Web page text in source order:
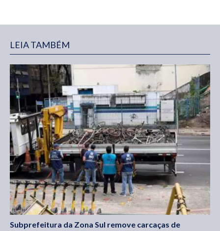
LEIA TAMBÉM
Subprefeitura da Zona Sul remove carcaças de